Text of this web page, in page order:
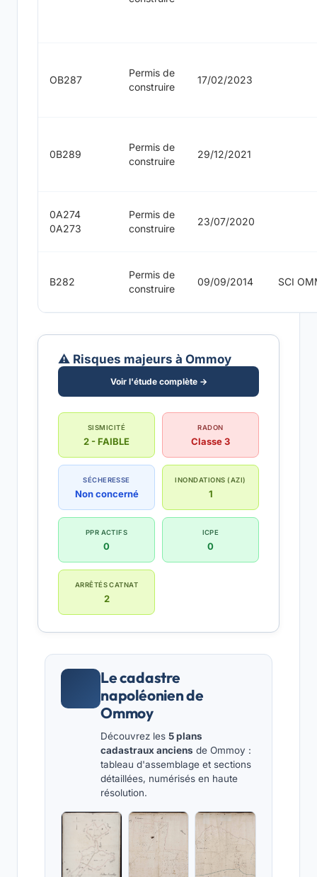
OB287
Permis de
construire
17/02/2023
0B289
Permis de
construire
29/12/2021
0A274
0A273
Permis de
construire
23/07/2020
B282
Permis de
construire
09/09/2014 SCI
⚠️ Risques majeurs à Ommoy
Voir l'étude complète →
SISMICITÉ
2 - FAIBLE
RADON
Classe 3
SÉCHERESSE
Non concerné
INONDATIONS (AZI)
1
PPR ACTIFS
0
ICPE
0
ARRÊTÉS CATNAT
2
Le cadastre
napoléonien de
Ommoy
Découvrez les 5 plans
cadastraux anciens de Ommoy :
tableau d'assemblage et sections
détaillées, numérisés en haute
résolution.